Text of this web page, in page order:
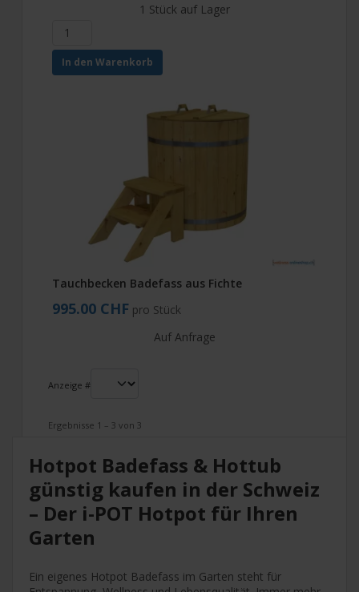
1 Stück auf Lager
In den Warenkorb
Tauchbecken Badefass aus Fichte
995.00 CHF pro Stück
Auf Anfrage
Anzeige #
Ergebnisse 1 – 3 von 3
Hotpot Badefass & Hottub
günstig kaufen in der Schweiz
– Der i-POT Hotpot für Ihren
Garten
Ein eigenes Hotpot Badefass im Garten steht für